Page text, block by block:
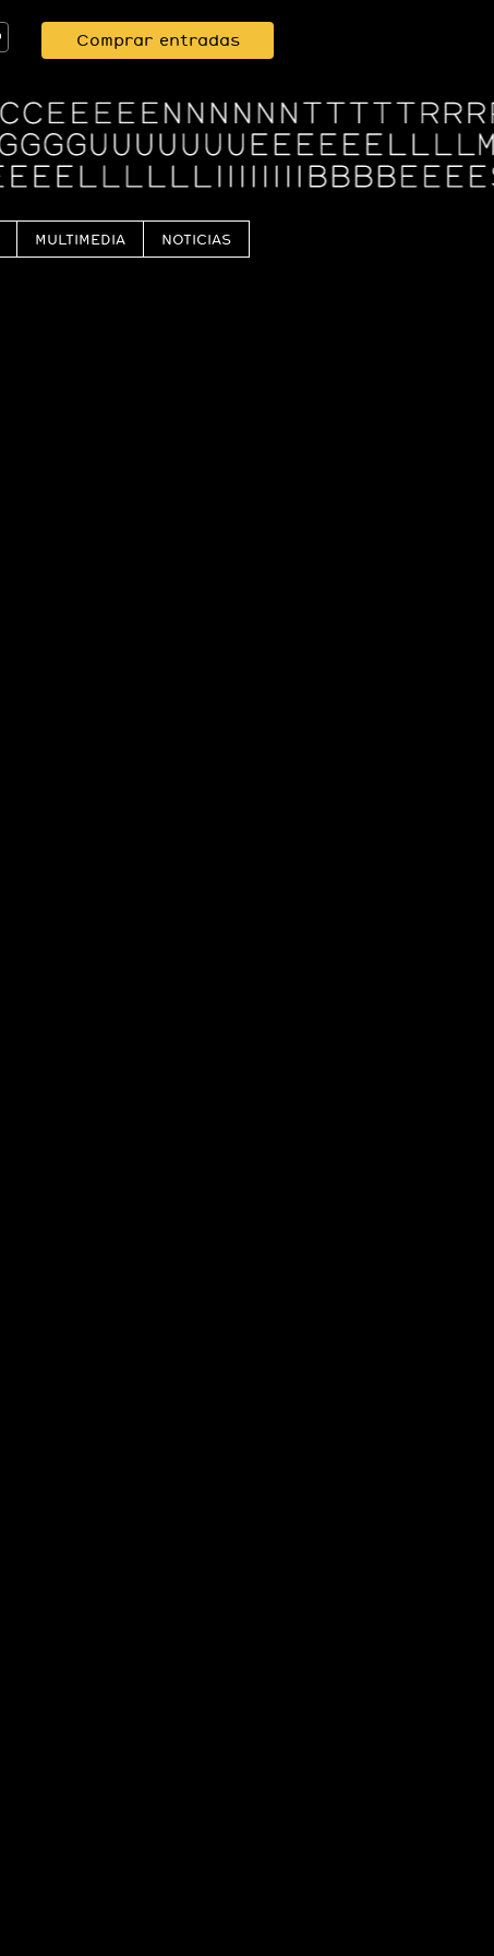
Comprar entradas
MULTIMEDIA NOTICIAS